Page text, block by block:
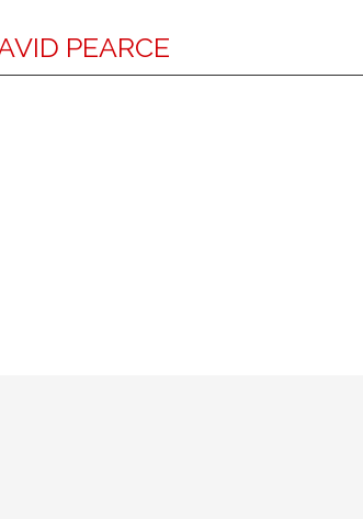
PEARCE